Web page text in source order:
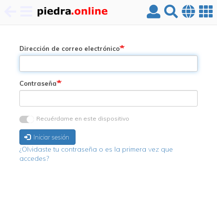
contenido
principal
Dirección de correo electrónico
Contraseña
Recuérdame en este dispositivo
Iniciar sesión
¿Olvidaste tu contraseña o es la primera vez que
accedes?